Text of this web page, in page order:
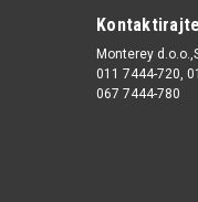
Monterey
011 7444-720,
067 7444-780